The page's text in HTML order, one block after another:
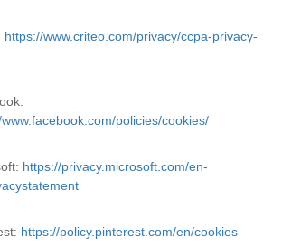
https://www.criteo.com/privacy/ccpa-privacy-
policies/cookies/
https://privacy.microsoft.com/en-
https://policy.pinterest.com/en/cookies